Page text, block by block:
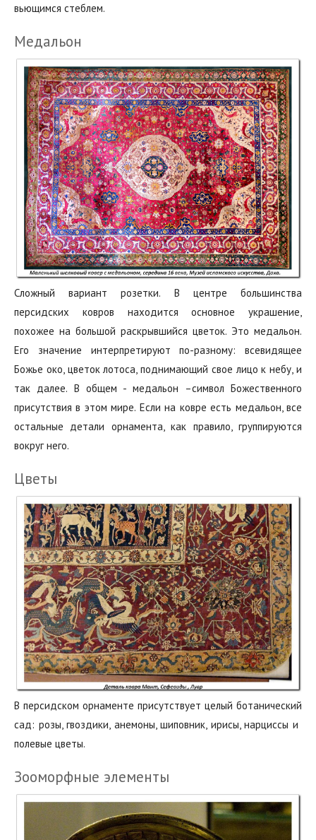
вьющимся стеблем.
Медальон
Сложный вариант розетки. В центре большинства
персидских ковров находится основное украшение,‭
‬похожее на большой раскрывшийся цветок.‭ ‬Это медальон.‭
‬Его значение интерпретируют по-разному:‭ ‬всевидящее
Божье око,‭ ‬цветок лотоса,‭ ‬поднимающий свое лицо к небу,‭ ‬и
так далее.‭ ‬В общем‭ ‬-‭ ‬медальон‭ –‬символ Божественного
присутствия в этом мире. ‭Если на ковре есть медальон,‭ ‬все
остальные детали орнамента,‭ ‬как правило,‭ ‬группируются
вокруг него.
Цветы
В персидском орнаменте присутствует целый ботанический
сад: розы, гвоздики,‭ ‬анемоны,‭ ‬шиповник,‭ ‬ирисы,‭ ‬нарциссы и‭ ‬
полевые цветы.‭ ‬
Зооморфные элементы